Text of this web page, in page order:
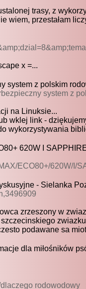
trasy, z
wiem, przestałam
x =...
system z polskim
system z
na Linuksie...
wklej link -
wykorzystywania
620W I
ECO80+/620W/I/
- Sielanka
zrzeszony w
podawane sa
dla miłośników
rodowodowy